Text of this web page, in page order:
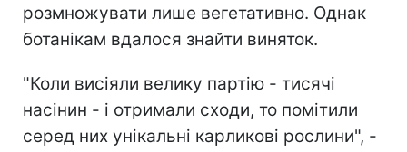
розмножувати лише вегетативно. Однак
ботанікам вдалося знайти виняток.
"Коли висіяли велику партію - тисячі
насінин - і отримали сходи, то помітили
серед них унікальні карликові рослини", -